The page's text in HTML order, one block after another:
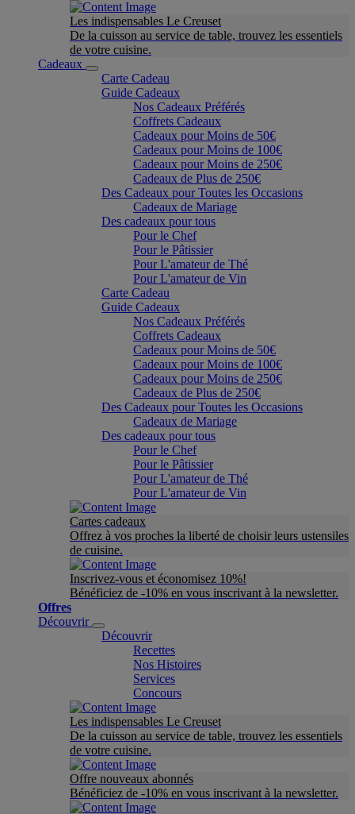
Les indispensables Le Creuset
De la cuisson au service de table, trouvez les essentiels
de votre cuisine.
Cadeaux
Carte Cadeau
Guide Cadeaux
Nos Cadeaux Préférés
Coffrets Cadeaux
Cadeaux pour Moins de 50€
Cadeaux pour Moins de 100€
Cadeaux pour Moins de 250€
Cadeaux de Plus de 250€
Des Cadeaux pour Toutes les Occasions
Cadeaux de Mariage
Des cadeaux pour tous
Pour le Chef
Pour le Pâtissier
Pour L'amateur de Thé
Pour L'amateur de Vin
Carte Cadeau
Guide Cadeaux
Nos Cadeaux Préférés
Coffrets Cadeaux
Cadeaux pour Moins de 50€
Cadeaux pour Moins de 100€
Cadeaux pour Moins de 250€
Cadeaux de Plus de 250€
Des Cadeaux pour Toutes les Occasions
Cadeaux de Mariage
Des cadeaux pour tous
Pour le Chef
Pour le Pâtissier
Pour L'amateur de Thé
Pour L'amateur de Vin
Cartes cadeaux
Offrez à vos proches la liberté de choisir leurs ustensiles
de cuisine.
Inscrivez-vous et économisez 10%!
Bénéficiez de -10% en vous inscrivant à la newsletter.
Offres
Découvrir
Découvrir
Recettes
Nos Histoires
Services
Concours
Les indispensables Le Creuset
De la cuisson au service de table, trouvez les essentiels
de votre cuisine.
Offre nouveaux abonnés
Bénéficiez de -10% en vous inscrivant à la newsletter.